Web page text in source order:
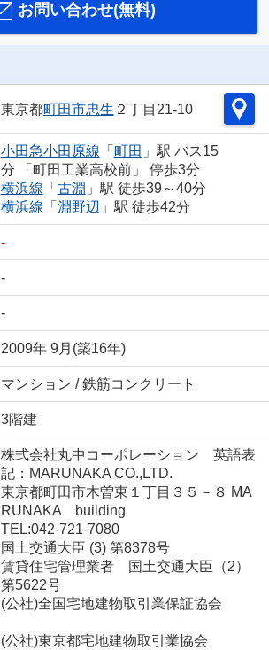
お問い合わせ(無料)
東京都町田市忠生 ２丁目21-10
小田急小田原線 「 町田 」駅 バス15
分 「町田工業高校前」 停歩3分
横浜線 「 古淵 」駅 徒歩39～40分
横浜線 「 淵野辺 」駅 徒歩42分
-
-
-
2009年 9月(築16年)
マンション / 鉄筋コンクリート
3階建
株式会社丸中コーポレーション 英語表
記：MARUNAKA CO.,LTD.
東京都町田市木曽東１丁目３５－８ MA
RUNAKA building
TEL:042-721-7080
国土交通大臣 (3) 第8378号
賃貸住宅管理業者 国土交通大臣（2）
第5622号
(公社)全国宅地建物取引業保証協会
(公社)東京都宅地建物取引業協会